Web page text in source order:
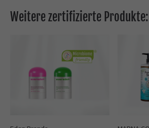
Weitere zertifizierte Produkte: